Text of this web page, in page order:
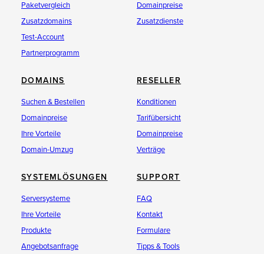
Paketvergleich
Zusatzdomains
Test-Account
Partnerprogramm
Domainpreise
Zusatzdienste
DOMAINS
Suchen & Bestellen
Domainpreise
Ihre Vorteile
Domain-Umzug
RESELLER
Konditionen
Tarifübersicht
Domainpreise
Verträge
SYSTEMLÖSUNGEN
Serversysteme
Ihre Vorteile
Produkte
Angebotsanfrage
SUPPORT
FAQ
Kontakt
Formulare
Tipps & Tools